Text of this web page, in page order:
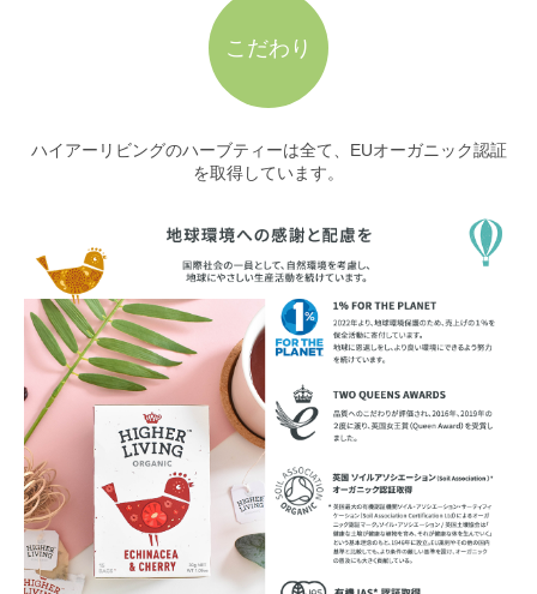
こだわり
ハイアーリビングのハーブティーは全て、EUオーガニック認証
を取得しています。